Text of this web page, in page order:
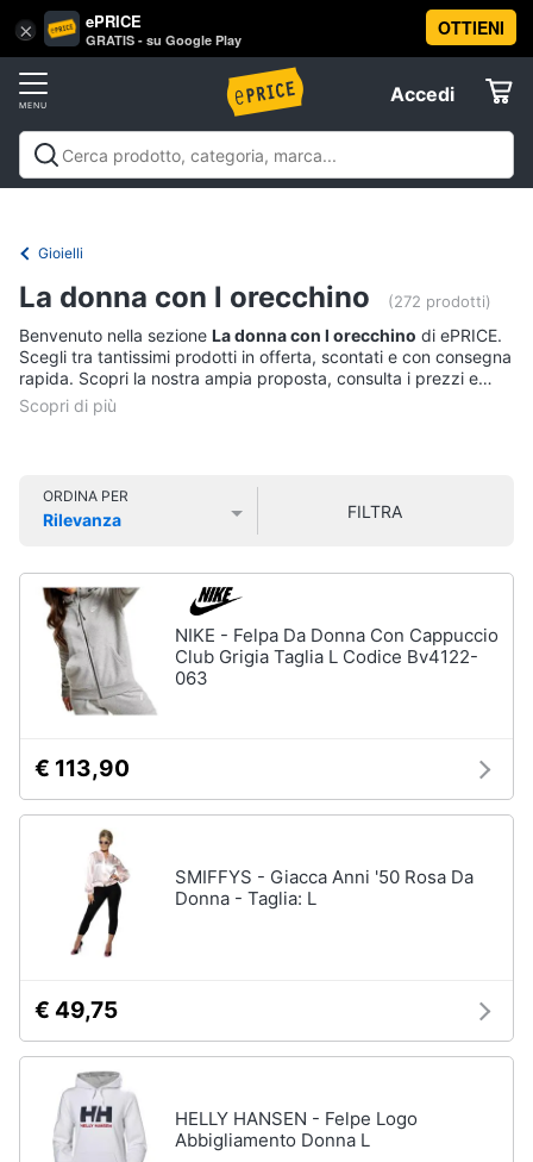
× ePRICE
GRATIS - su Google Play
OTTIENI
Accedi
Accedi
Registrati
Offerte
Informatica
Telefonia
Tv
Cinema
home
Videogiochi
Audio
Clima
Arredo
Brico
Giardinaggio
Salute
e
igiene
Vai
al
Abbigliamento
Donna
donna
Cappotto
donna
Felpa
donna
Felpa
uomo
Cravatta
Piumino
uomo
Vedi
tutti
Bambino
Scarpe
Sandali
bambina
Vestiti
neonati
Copertina
neonato
Gioielli
La donna con l orecchino (272 prodotti)
Benvenuto nella sezione La donna con l orecchino di ePRICE.
Scegli tra tantissimi prodotti in offerta, scontati e con consegna
rapida. Scopri la nostra ampia proposta, consulta i prezzi e
acquista comodamente online.
ORDINA PER
Rilevanza
FILTRA
NIKE - Felpa Da Donna Con Cappuccio
Club Grigia Taglia L Codice Bv4122-
063
€ 113,90
SMIFFYS - Giacca Anni '50 Rosa Da
Donna - Taglia: L
€ 49,75
HELLY HANSEN - Felpe Logo
Abbigliamento Donna L